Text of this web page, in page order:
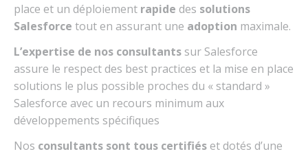
place et un déploiement rapide des solutions
Salesforce tout en assurant une adoption maximale.
L’expertise de nos consultants sur Salesforce
assure le respect des best practices et la mise en place
solutions le plus possible proches du « standard »
Salesforce avec un recours minimum aux
développements spécifiques
Nos consultants sont tous certifiés et dotés d’une